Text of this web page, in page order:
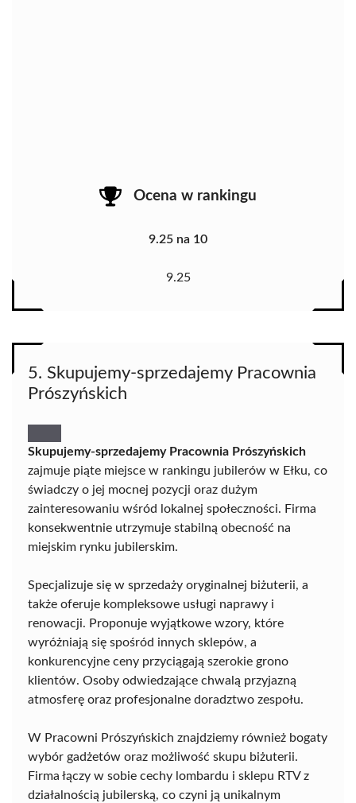
Ocena w rankingu
9.25 na 10
9.25
5. Skupujemy-sprzedajemy Pracownia
Prószyńskich
Skupujemy-sprzedajemy Pracownia Prószyńskich
zajmuje piąte miejsce w rankingu jubilerów w Ełku, co
świadczy o jej mocnej pozycji oraz dużym
zainteresowaniu wśród lokalnej społeczności. Firma
konsekwentnie utrzymuje stabilną obecność na
miejskim rynku jubilerskim.
Specjalizuje się w sprzedaży oryginalnej biżuterii, a
także oferuje kompleksowe usługi naprawy i
renowacji. Proponuje wyjątkowe wzory, które
wyróżniają się spośród innych sklepów, a
konkurencyjne ceny przyciągają szerokie grono
klientów. Osoby odwiedzające chwalą przyjazną
atmosferę oraz profesjonalne doradztwo zespołu.
W Pracowni Prószyńskich znajdziemy również bogaty
wybór gadżetów oraz możliwość skupu biżuterii.
Firma łączy w sobie cechy lombardu i sklepu RTV z
działalnością jubilerską, co czyni ją unikalnym